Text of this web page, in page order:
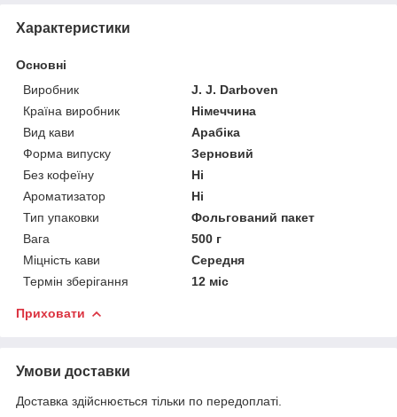
Характеристики
Основні
Виробник
J. J. Darboven
Країна виробник
Німеччина
Вид кави
Арабіка
Форма випуску
Зерновий
Без кофеїну
Ні
Ароматизатор
Ні
Тип упаковки
Фольгований пакет
Вага
500 г
Міцність кави
Середня
Термін зберігання
12 міс
Приховати
Умови доставки
Доставка здійснюється тільки по передоплаті.